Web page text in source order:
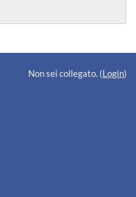
Non sei collegato. (Login)